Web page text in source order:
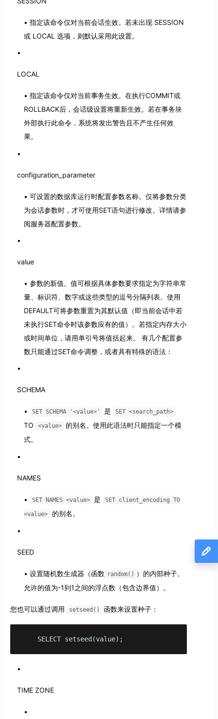
指定该命令仅对当前会话生效。若未出现 SESSION
或 LOCAL 选项，则默认采用此设置。
LOCAL
指定该命令仅对当前事务生效。在执行COMMIT或
ROLLBACK后，会话级设置将重新生效。若在事务块
外部执行此命令，系统将发出警告且不产生任何效
果。
configuration_parameter
可设置的数据库运行时配置参数名称。仅将参数分类
为会话参数时，才可使用SET语句进行修改。详情请参
阅服务器配置参数。
value
参数的新值。值可根据具体参数要求指定为字符串常
量、标识符、数字或这些类型的逗号分隔列表。使用
DEFAULT可将参数重置为其默认值（即当前会话中若
未执行SET命令时该参数应有的值）。若指定内存大小
或时间单位，请用单引号将值括起来。 有几个配置参
数只能通过SET命令调整，或者具有特殊的语法：
SCHEMA
SET SCHEMA '<value>' 是 SET <search_path>
TO <value>
的别名。使用此语法时只能指定一个模
式。
NAMES
SET NAMES <value> 是 SET client_encoding TO
<value> 的别名。
SEED
设置随机数生成器（函数 random() ）的内部种子。
允许的值为-1到1之间的浮点数（包含边界值）。
您也可以通过调用 setseed() 函数来设置种子：
    SELECT setseed(value);
TIME ZONE